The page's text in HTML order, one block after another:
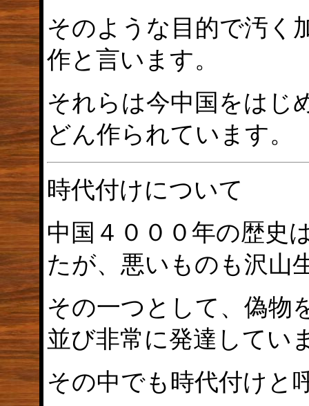
そのような目的で汚く
作と言います。
それらは今中国をはじ
どん作られています。
時代付けについて
中国４０００年の歴史
たが、悪いものも沢山
その一つとして、偽物
並び非常に発達してい
その中でも時代付けと